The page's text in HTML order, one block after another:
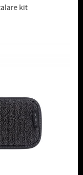
kit